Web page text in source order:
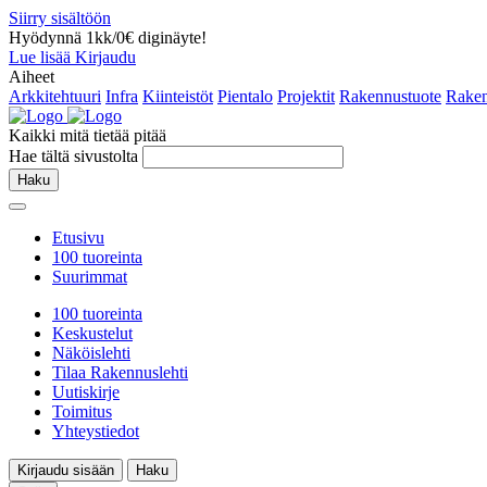
Siirry sisältöön
Hyödynnä 1kk/0€ diginäyte!
Lue lisää Kirjaudu
Aiheet
Arkkitehtuuri Infra Kiinteistöt Pientalo Projektit Rakennustuote
Kaikki mitä tietää pitää
Hae tältä sivustolta
Haku
Etusivu
100 tuoreinta
Suurimmat
100 tuoreinta
Keskustelut
Näköislehti
Tilaa Rakennuslehti
Uutiskirje
Toimitus
Yhteystiedot
Kirjaudu sisään
Haku